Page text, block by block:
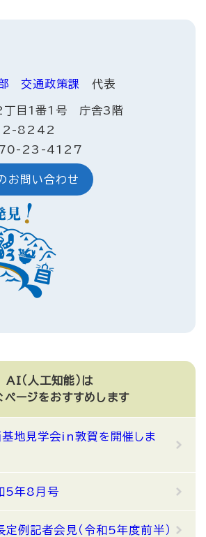
交通政策課 代表
丁目1番1号 庁舎3階
8242
23-4127
お問い合わせ
AI（人工知能）は
ページをおすすめします
地見学会in敦賀を開催しま
5年8月号
例記者会見（令和5年度前半）